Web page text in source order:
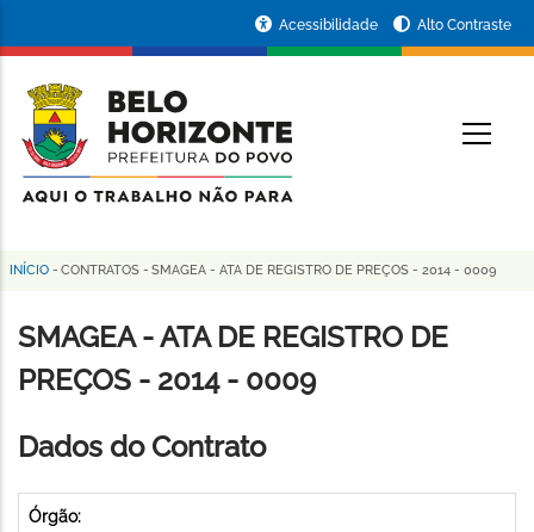
conteúdo
principal
da
Prefeitura
de
Horizonte
Acessibilidade Alto Contraste
Trilha
de
navegação
INÍCIO - CONTRATOS - SMAGEA - ATA DE REGISTRO DE PREÇOS - 2014 - 0009
SMAGEA - ATA DE REGISTRO DE
PREÇOS - 2014 - 0009
Dados do Contrato
Órgão: